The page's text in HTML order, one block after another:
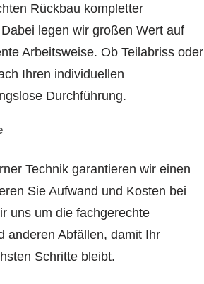
Rückbau kompletter
legen wir großen Wert auf
Arbeitsweise. Ob Teilabriss oder
Ihren individuellen
Durchführung.
Technik garantieren wir einen
Sie Aufwand und Kosten bei
uns um die fachgerechte
anderen Abfällen, damit Ihr
Schritte bleibt.